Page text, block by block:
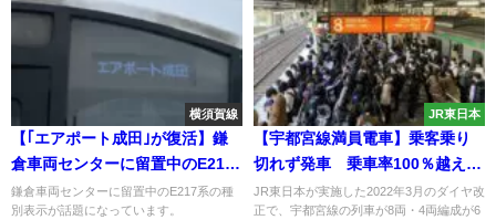
横須賀線
【｢エアポート成田｣が復活】鎌
倉車両センターに留置中のE217
系がネタ幕に
鎌倉車両センターに留置中のE217系の種
別表示が話題になっています。
JR東日本
【宇都宮線満員電車】乗客乗り
切れず発車 乗車率100％越え
ダイヤ改正で3両編成登場で
JR東日本が実施した2022年3月のダイヤ改
正で、宇都宮線の列車が8両・4両編成が6